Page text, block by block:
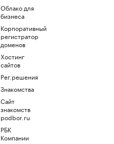
Облако для
бизнеса
Корпоративный
регистратор
доменов
Хостинг
сайтов
Рег.решения
Знакомства
Сайт
знакомств
podbor.ru
РБК
Компании